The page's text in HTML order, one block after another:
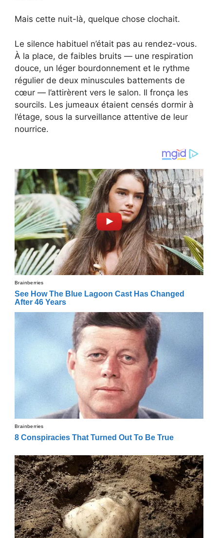
Mais cette nuit-là, quelque chose clochait.
Le silence habituel n’était pas au rendez-vous.
À la place, de faibles bruits — une respiration
douce, un léger bourdonnement et le rythme
régulier de deux minuscules battements de
cœur — l’attirèrent vers le salon. Il fronça les
sourcils. Les jumeaux étaient censés dormir à
l’étage, sous la surveillance attentive de leur
nourrice.